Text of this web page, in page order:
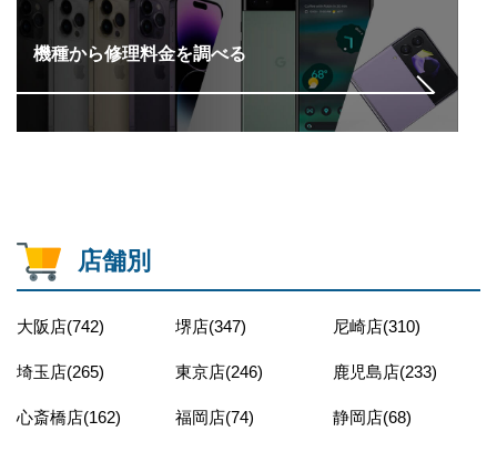
機種から修理料金を調べる
店舗別
大阪店(742) 堺店(347) 尼崎店(310)
埼玉店(265) 東京店(246) 鹿児島店(233)
心斎橋店(162) 福岡店(74) 静岡店(68)